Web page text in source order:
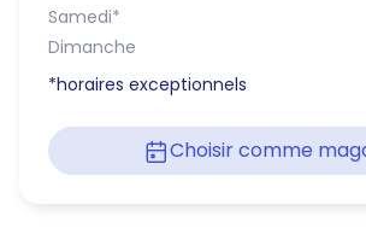
Samedi*
Dimanche
*horaires exceptionnels
Choisir comme